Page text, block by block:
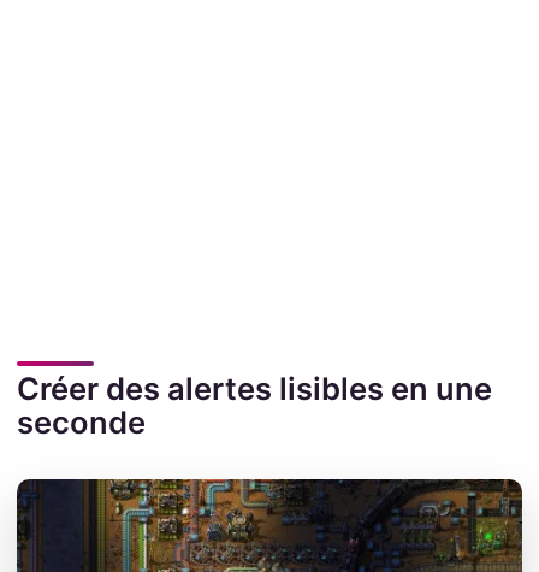
Créer des alertes lisibles en une
seconde